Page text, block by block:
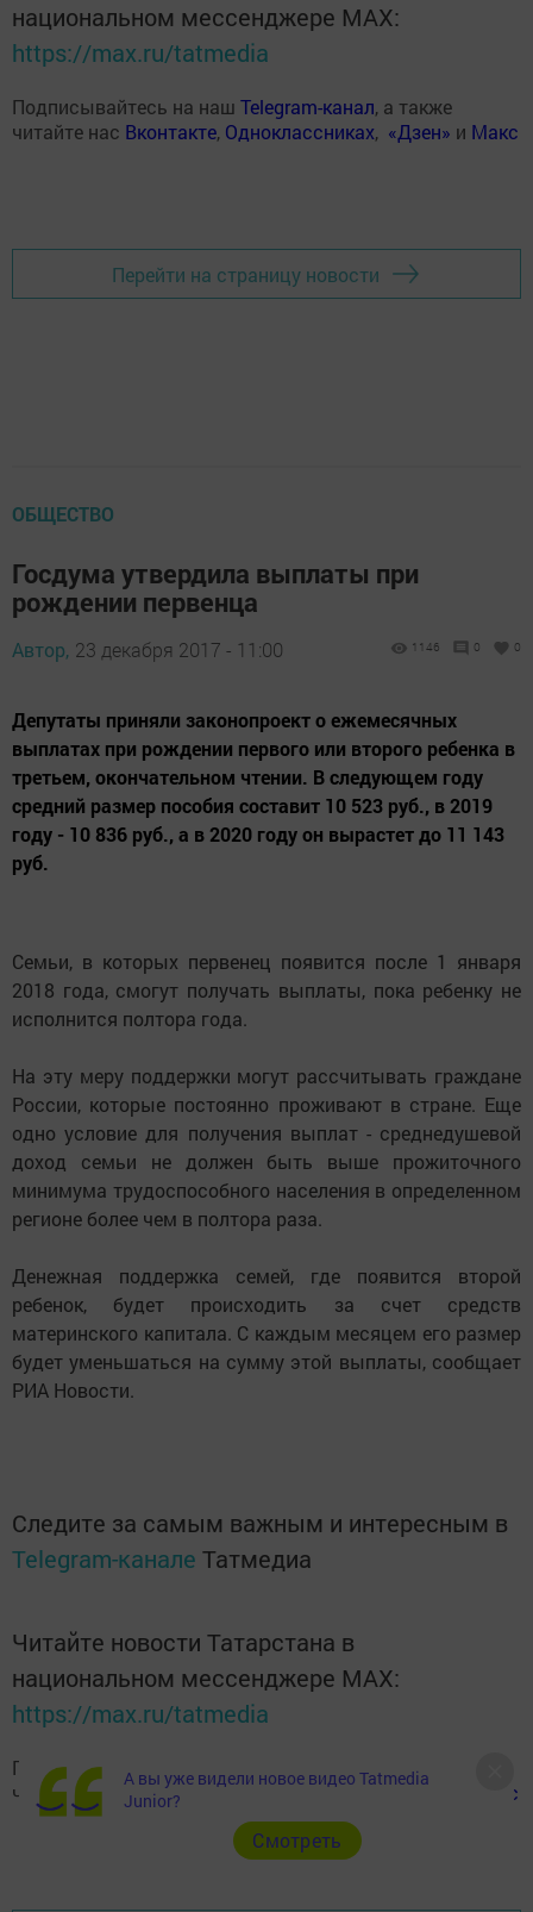
национальном мессенджере MАХ:
https://max.ru/tatmedia
Подписывайтесь на наш Telegram-канал, а также
читайте нас Вконтакте, Одноклассниках, «Дзен» и Макс
Перейти на страницу новости
ОБЩЕСТВО
Госдума утвердила выплаты при
рождении первенца
Автор, 23 декабря 2017 - 11:00 1146 0 0
Депутаты приняли законопроект о ежемесячных
выплатах при рождении первого или второго ребенка в
третьем, окончательном чтении. В следующем году
средний размер пособия составит 10 523 руб., в 2019
году - 10 836 руб., а в 2020 году он вырастет до 11 143
руб.
Семьи, в которых первенец появится после 1 января
2018 года, смогут получать выплаты, пока ребенку не
исполнится полтора года.
На эту меру поддержки могут рассчитывать граждане
России, которые постоянно проживают в стране. Еще
одно условие для получения выплат - среднедушевой
доход семьи не должен быть выше прожиточного
минимума трудоспособного населения в определенном
регионе более чем в полтора раза.
Денежная поддержка семей, где появится второй
ребенок, будет происходить за счет средств
материнского капитала. С каждым месяцем его размер
будет уменьшаться на сумму этой выплаты, сообщает
РИА Новости.
Следите за самым важным и интересным в
Telegram-канале Татмедиа
Читайте новости Татарстана в
национальном мессенджере MАХ:
https://max.ru/tatmedia
Подписывайтесь на наш Telegram-канал , а также
читайте насВконтакте,Одноклассниках,«Дзен» Макс
А вы уже видели новое видео Tatmedia
Junior?
Cмотреть